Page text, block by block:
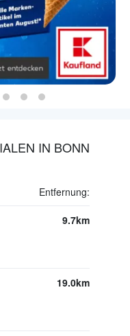
IN BONN
Entfernung:
9.7km
19.0km